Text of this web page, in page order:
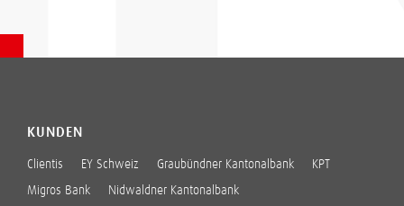
KUNDEN
Clientis EY Schweiz Graubündner Kantonalbank KPT
Migros Bank Nidwaldner Kantonalbank